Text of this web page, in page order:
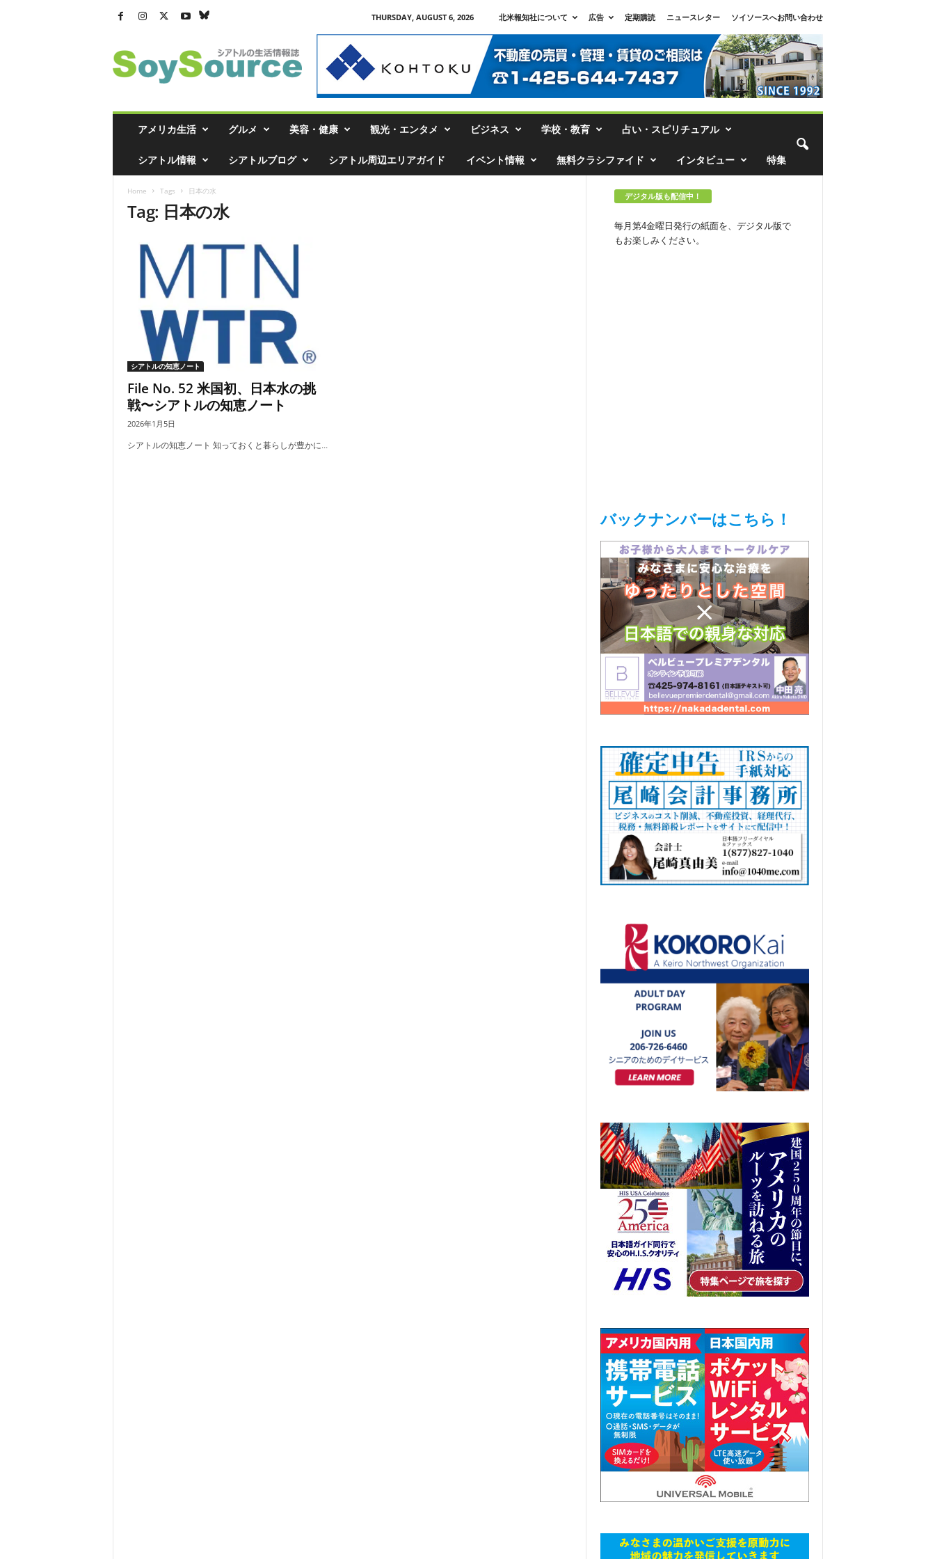
THURSDAY, AUGUST 6, 2026 北米報知社について 広告 定期購読 ニュースレター
ソイソースへお問い合わせ
ト
ル
アメリカ生活 グルメ 美容・健康 観光・エンタメ ビジネス 学校・教育 占い・スピリチュアル
シアトル情報 シアトルブログ シアトル周辺エリアガイド イベント情報 無料クラシファイド インタビュー 特集
Home Tags 日本の水
Tag: 日本の水
シアトルの知恵ノート
File No. 52 米国初、日本水の挑
戦〜シアトルの知恵ノート
2026年1月5日
シアトルの知恵ノート 知っておくと暮らしが豊かに...
デジタル版も配信中！
毎月第4金曜日発行の紙面を、デジタル版で
もお楽しみください。
バックナンバーはこちら！